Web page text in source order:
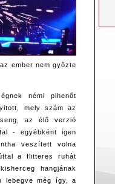
ember nem győzte
némi pihenőt
mely szám az
az élő verzió
- egyébként igen
veszített volna
a flitteres ruhát
hangjának
lebegve még így, a